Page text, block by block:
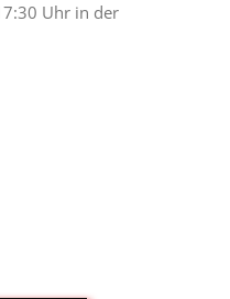
Uhr in der